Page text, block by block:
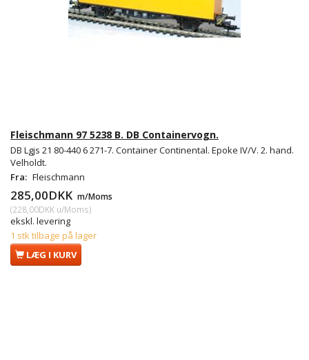
Fleischmann 97 5238 B. DB Containervogn.
DB Lgjs 21 80-440 6 271-7. Container Continental. Epoke IV/V. 2. hand.
Velholdt.
Fra: Fleischmann
285,00DKK m/Moms
(228,00DKK u/Moms)
ekskl. levering
1 stk tilbage på lager
LÆG I KURV